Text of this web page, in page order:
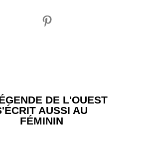
DE L'OUEST
AUSSI AU
FÉMININ